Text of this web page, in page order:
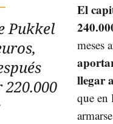
Pukkel
El
meses
llegar
que en